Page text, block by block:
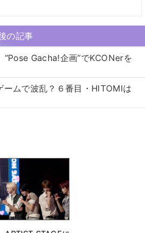
の記事
Gacha!企画”でKCONerを
ームで波乱？６番目・HITOMIは